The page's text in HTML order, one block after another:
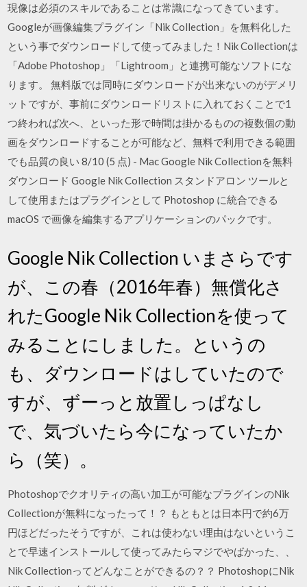
現像は必須のスキルであることは常識になってきています。
Googleが画像編集プラグイン「Nik Collection」を無料化した
という事でダウンロードして使ってみました！Nik Collectionは
「Adobe Photoshop」「Lightroom」と連携可能なソフトにな
ります。 無料版では同時にダウンロードが出来ないのがデメリ
ットですが、事前にダウンロードリストに入れておくことで1
つ終われば次へ、といった形で時間は掛かるものの複数個の動
画をダウンロードすることが可能など、無料で利用できる範囲
でも品質の良い 8/10 (5 点) - Mac Google Nik Collectionを無料
ダウンロード Google Nik Collection スタンドアロン ツールと
して使用またはプラグインとして Photoshop に統合できる
macOS で画像を編集するアプリケーションのパックです。
Google Nik Collection いまさらです
が、この春（2016年春）無償化さ
れたGoogle Nik Collectionを使って
みることにしました。というの
も、ダウンロードはしていたので
すが、ずーっと放置しっぱなし
で、気づいたら今になっていたか
ら（笑）。
Photoshopでクオリティの高い加工が可能なプラグインのNik
Collectionが無料になったって！？ もともとは日本円で約6万
円ほどだったそうですが、これは使わない理由はないというこ
とで早速インストールして使ってみたらマジでやばかった、、
Nik Collectionってどんなことができるの？？ PhotoshopにNik